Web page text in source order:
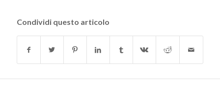
Condividi questo articolo